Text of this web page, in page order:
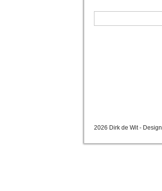
naar:
2026 Dirk de Wit - Design